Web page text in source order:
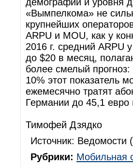
«Вымпелкома» не
крупнейших
ARPU и MOU, как у
2016 г. средний ARPU
до $20 в месяц,
более смелый
10% этот показатель
ежемесячно тратят
Германии до 45,1
Тимофей Дзядко
Источник: Ведомости (
Рубрики: Мобильная